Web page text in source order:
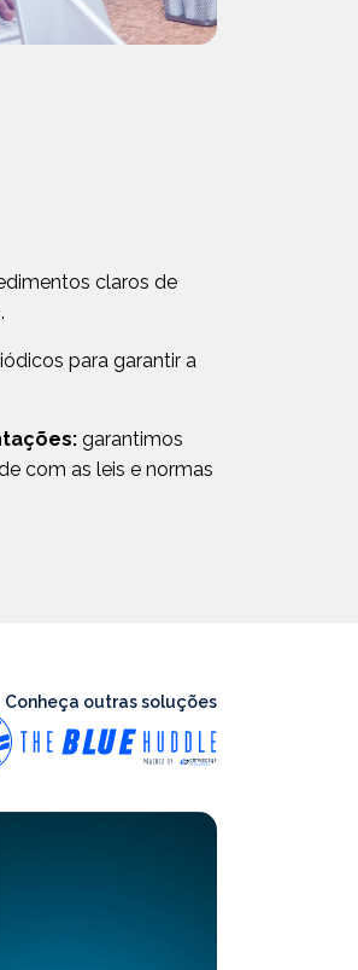
claros de
para garantir a
garantimos
com as leis e normas
Conheça outras soluções